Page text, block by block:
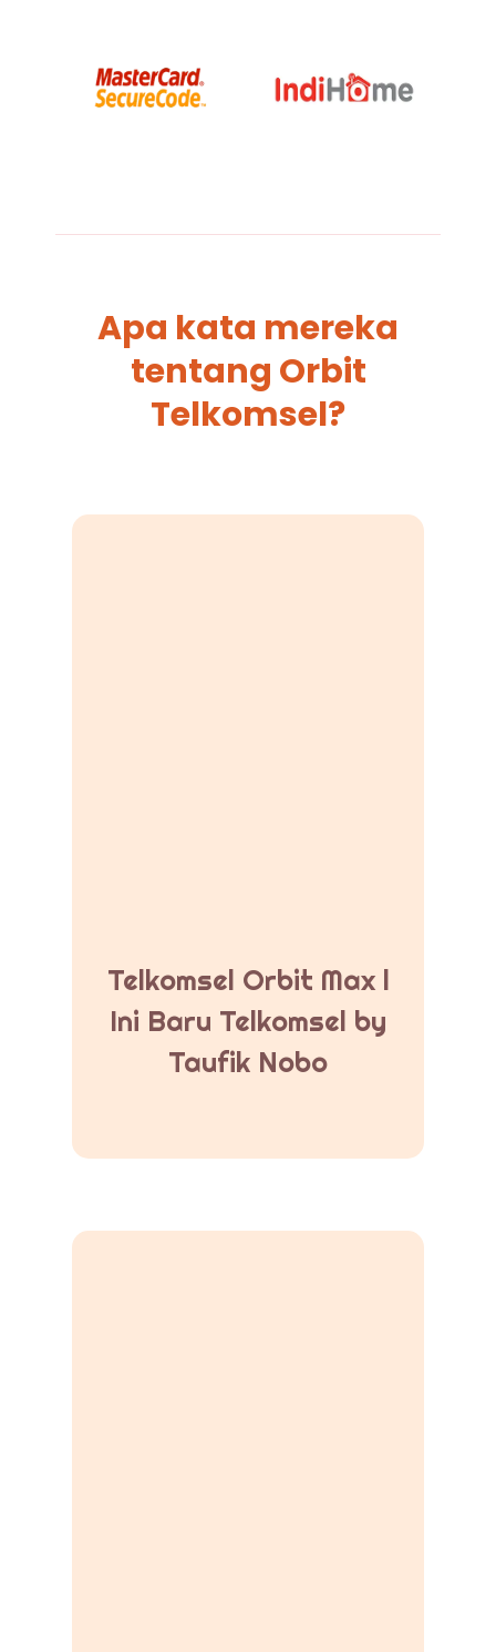
Apa kata mereka
tentang Orbit
Telkomsel?
Telkomsel Orbit Max l
Ini Baru Telkomsel by
Taufik Nobo